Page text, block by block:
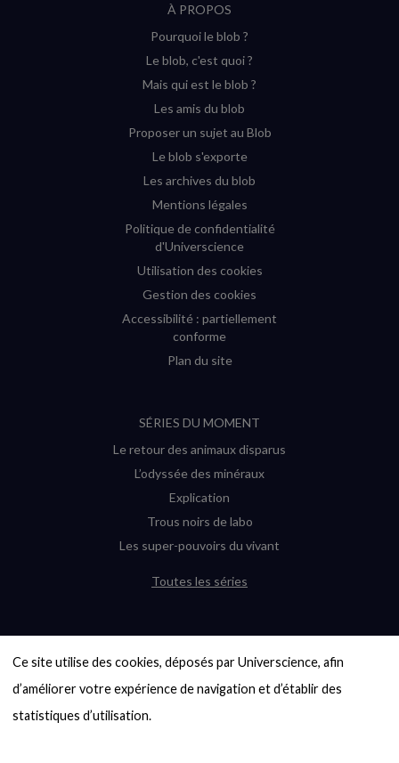
Ce site utilise des cookies, déposés par Universcience, afin
d’améliorer votre expérience de navigation et d’établir des
statistiques d’utilisation.
Instagram
(nouvelle
sur
Facebook
(nouvelle
À PROPOS
Pourquoi le blob ?
Le blob, c'est quoi ?
Mais qui est le blob ?
Les amis du blob
Proposer un sujet au Blob
Le blob s'exporte
Les archives du blob
Mentions légales
Politique de confidentialité
d'Universcience
Utilisation des cookies
Gestion des cookies
Accessibilité : partiellement
conforme
Plan du site
SÉRIES DU MOMENT
Le retour des animaux disparus
L’odyssée des minéraux
Explication
Trous noirs de labo
Les super-pouvoirs du vivant
Toutes les séries
6000 exoplanètes, et pas de « Terre »
en vue ?
Quel avenir pour les cryptos ?